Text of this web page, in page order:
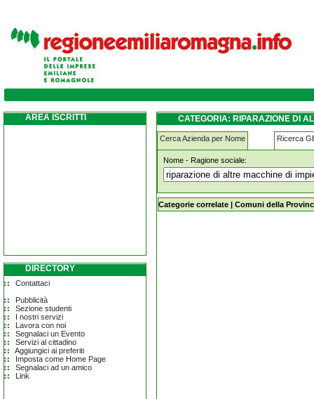
riparazione-di-altre-macchine-di-impiego-
AREA ISCRITTI
DIRECTORY
Contattaci
Pubblicità
Sezione studenti
I nostri servizi
Lavora con noi
Segnalaci un Evento
Servizi al cittadino
Aggiungici ai preferiti
Imposta come Home Page
Segnalaci ad un amico
Link
CATEGORIA: RIPARAZIONE DI
Cerca Azienda per Nome Ricerca
Nome - Ragione sociale:
riparazione-di-altre-macchine-di-
Categorie correlate | Comuni della